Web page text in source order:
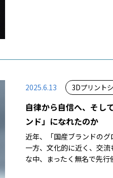
2025.6.13 3Dプリント
自律から自信へ、そし
ンド」になれたのか
近年、「国産ブランドの
一方、文化的に近く、交
な中、まったく無名で先行